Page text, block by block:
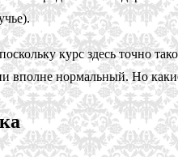
курс здесь точно
вполне нормальный. Но